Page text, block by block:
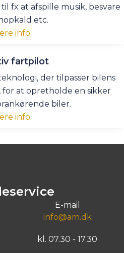
fx at afspille musik, besvare
etc.
info
fartpilot
der tilpasser bilens
for at opretholde en sikker
biler.
info
E-mail
info@am.dk
kl. 07.30 - 17.30